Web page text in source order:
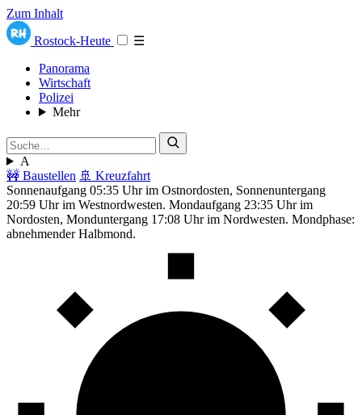
Zum Inhalt
Rostock-Heute
☰
Panorama
Wirtschaft
Polizei
Mehr
A
🚧 Baustellen 🚢 Kreuzfahrt
Sonnenaufgang 05:35 Uhr im Ostnordosten, Sonnenuntergang
20:59 Uhr im Westnordwesten. Mondaufgang 23:35 Uhr im
Nordosten, Monduntergang 17:08 Uhr im Nordwesten. Mondphase:
abnehmender Halbmond.